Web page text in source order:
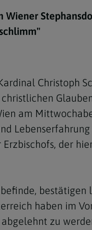
Christoph
am
der
bestätigen
haben im
zu